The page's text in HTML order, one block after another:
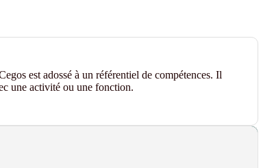
est adossé à un référentiel de compétences. Il
une activité ou une fonction.